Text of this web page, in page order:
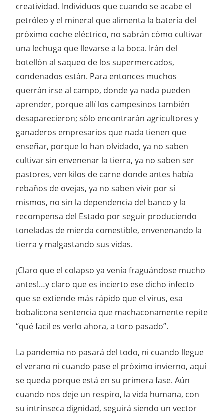
creatividad. Individuos que cuando se acabe el
petróleo y el mineral que alimenta la batería del
próximo coche eléctrico, no sabrán cómo cultivar
una lechuga que llevarse a la boca. Irán del
botellón al saqueo de los supermercados,
condenados están. Para entonces muchos
querrán irse al campo, donde ya nada pueden
aprender, porque allí los campesinos también
desaparecieron; sólo encontrarán agricultores y
ganaderos empresarios que nada tienen que
enseñar, porque lo han olvidado, ya no saben
cultivar sin envenenar la tierra, ya no saben ser
pastores, ven kilos de carne donde antes había
rebaños de ovejas, ya no saben vivir por sí
mismos, no sin la dependencia del banco y la
recompensa del Estado por seguir produciendo
toneladas de mierda comestible, envenenando la
tierra y malgastando sus vidas.
¡Claro que el colapso ya venía fraguándose mucho
antes!…y claro que es incierto ese dicho infecto
que se extiende más rápido que el virus, esa
bobalicona sentencia que machaconamente repite
“qué facil es verlo ahora, a toro pasado”.
La pandemia no pasará del todo, ni cuando llegue
el verano ni cuando pase el próximo invierno, aquí
se queda porque está en su primera fase. Aún
cuando nos deje un respiro, la vida humana, con
su intrínseca dignidad, seguirá siendo un vector